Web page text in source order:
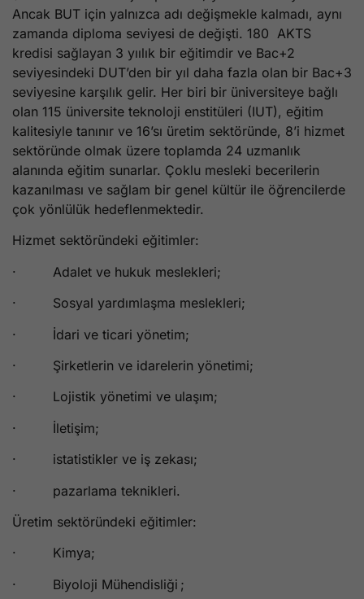
Ancak BUT için yalnızca adı değişmekle kalmadı, aynı
zamanda diploma seviyesi de değişti. 180 AKTS
kredisi sağlayan 3 yıılık bir eğitimdir ve Bac+2
seviyesindeki DUT’den bir yıl daha fazla olan bir Bac+3
seviyesine karşılık gelir. Her biri bir üniversiteye bağlı
olan 115 üniversite teknoloji enstitüleri (IUT), eğitim
kalitesiyle tanınır ve 16’sı üretim sektöründe, 8’i hizmet
sektöründe olmak üzere toplamda 24 uzmanlık
alanında eğitim sunarlar. Çoklu mesleki becerilerin
kazanılması ve sağlam bir genel kültür ile öğrencilerde
çok yönlülük hedeflenmektedir.
Hizmet sektöründeki eğitimler:
· Adalet ve hukuk meslekleri;
· Sosyal yardımlaşma meslekleri;
· İdari ve ticari yönetim;
· Şirketlerin ve idarelerin yönetimi;
· Lojistik yönetimi ve ulaşım;
· İletişim;
· istatistikler ve iş zekası;
· pazarlama teknikleri.
Üretim sektöründeki eğitimler:
· Kimya;
· Biyoloji Mühendisliği ;